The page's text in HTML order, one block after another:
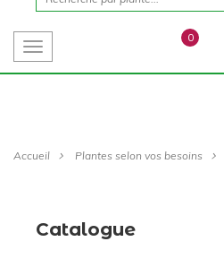
0
Toggle
navigation
Accueil Plantes selon vos besoins
Catalogue